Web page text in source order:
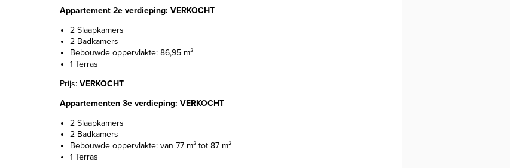
Appartement 2e verdieping: VERKOCHT
2 Slaapkamers
2 Badkamers
Bebouwde oppervlakte: 86,95 m²
1 Terras
Prijs: VERKOCHT
Appartementen 3e verdieping: VERKOCHT
2 Slaapkamers
2 Badkamers
Bebouwde oppervlakte: van 77 m² tot 87 m²
1 Terras